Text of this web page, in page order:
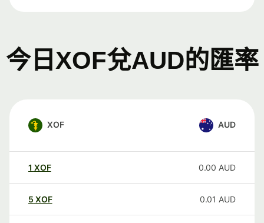
今日XOF兌AUD的匯率
XOF AUD
1 XOF 0.00 AUD
5 XOF 0.01 AUD